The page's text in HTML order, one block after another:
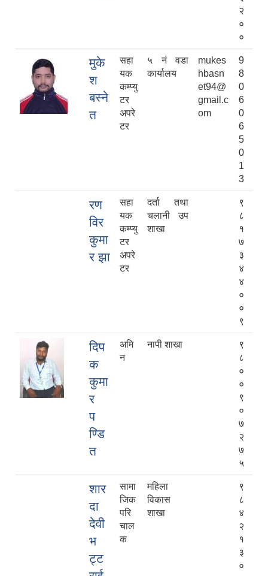
२
०
०
मुके
श
बस्ने
त
सहा
यक
कम्प्यु
टर
अपरे
टर
५ नं वडा
कार्यालय
mukes
hbasn
et94@
gmail.c
om
9
8
0
6
0
6
5
0
1
3
रण
विर
कुमा
र झा
सहा
यक
कम्प्यु
टर
अपरे
टर
दर्ता तथा
चलानी उप
शाखा
९
८
१
७
३
४
४
०
०
९
दिप
क
कुमा
र
प
ण्डि
त
अमि
न
नापी शाखा
९
८
०
०
९
०
७
२
७
५
शार
दा
देवी
भ
ट्ट
सामा
जिक
परि
चाल
क
महिला
विकास
शाखा
९
८
४
२
१
३
०